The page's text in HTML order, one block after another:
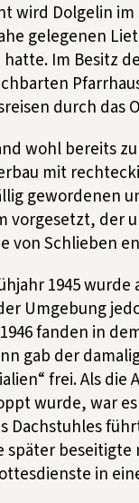
wird Dolgelin
gelegenen
Im Besitz
durch das
wohl bereits
mit
gewordenen
vorgesetzt, der
von Schlieben
1945
Umgebung
fanden in
gab der
frei. Als
wurde, war
Dachstuhles
später
in